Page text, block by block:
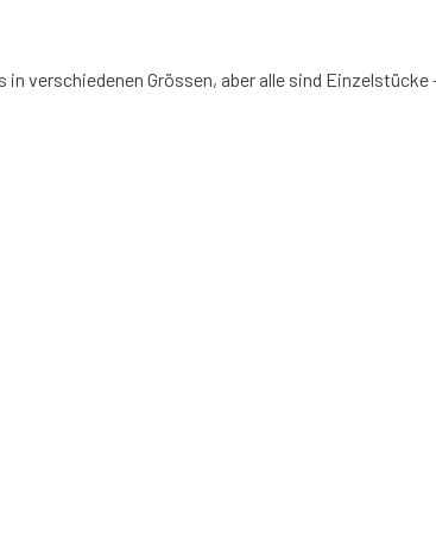
verschiedenen Grössen, aber alle sind